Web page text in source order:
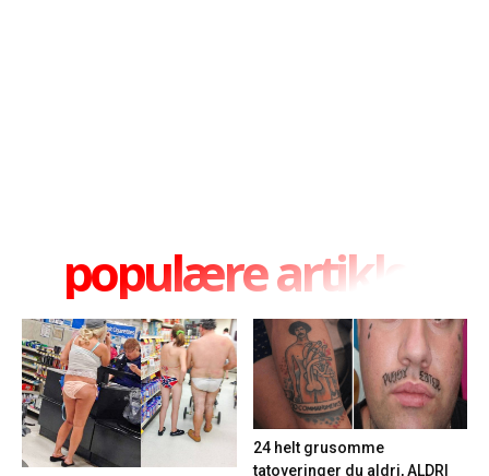
populære artikler
24 helt grusomme
tatoveringer du aldri, ALDRI